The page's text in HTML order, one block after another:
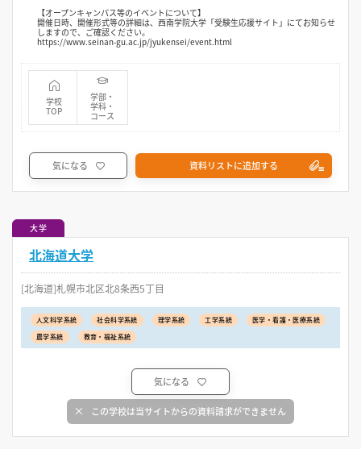
【オープンキャンパス等のイベントについて】
開催日時、開催形式等の詳細は、西南学院大学「受験生応援サイト」にてお知らせ
しますので、ご確認ください。
https://www.seinan-gu.ac.jp/jyukensei/event.html
学校
TOP
学部・
学科・
コース
気になる 資料リストに追加する
大学
北海道大学
[北海道]札幌市北区北8条西5丁目
人文科学系統 社会科学系統 理学系統 工学系統
医学・看護・医療系統
農学系統
教育・福祉系統
気になる
この学校は当サイトからの資料請求ができません